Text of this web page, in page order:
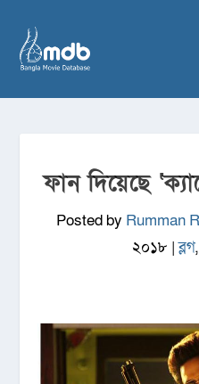
ফান দিয়েছে
Posted by Rumman
২০১৮ |ব্লগ